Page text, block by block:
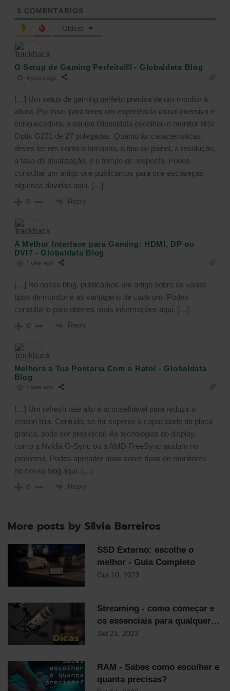
3 COMENTÁRIOS
Oldest
O Setup de Gaming Perfeito￼ - Globaldata Blog
4 years ago
[…] Um setup de gaming perfeito precisa de um monitor à
altura. Por isso, para teres um experiência visual imersiva e
enriquecedora, a equipa Globaldata escolheu o monitor MSI
Optix G271 de 27 polegadas. Quanto às características,
deves ter em conta o tamanho, o tipo de painel, a resolução,
a taxa de atualização, e o tempo de resposta. Podes
consultar um artigo que publicámos para que esclareças
algumas dúvidas aqui. […]
0 Reply
A Melhor Interface para Gaming: HDMI, DP ou
DVI? - Globaldata Blog
1 year ago
[…] No nosso blog, publicámos um artigo sobre os vários
tipos de monitor e as vantagens de cada um. Podes
consultá-lo para obteres mais informações aqui. […]
0 Reply
Melhora a Tua Pontaria Com o Rato! - Globaldata
Blog
1 year ago
[…] Um refresh rate alto é aconselhável para reduzir o
motion blur. Contudo, se for superior à capacidade da placa
gráfica, pode ser prejudicial. As tecnologias do display,
como a Nvidia G-Sync ou a AMD FreeSync ajudam no
problema. Podes aprender mais sobre tipos de monitores
no nosso blog aqui. […]
0 Reply
More posts by Sílvia Barreiros
SSD Externo: escolhe o
melhor - Guia Completo
Out 10, 2023
Streaming - como começar e
os essenciais para qualquer
streamer
Set 21, 2023
RAM - Sabes como escolher e
quanta precisas?